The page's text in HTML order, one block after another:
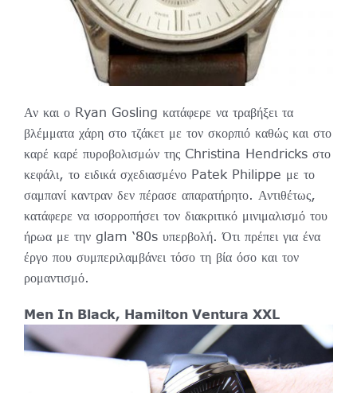
Αν και ο Ryan Gosling κατάφερε να τραβήξει τα
βλέμματα χάρη στο τζάκετ με τον σκορπιό καθώς και στο
καρέ καρέ πυροβολισμών της Christina Hendricks στο
κεφάλι, το ειδικά σχεδιασμένο Patek Philippe με το
σαμπανί καντραν δεν πέρασε απαρατήρητο. Αντιθέτως,
κατάφερε να ισορροπήσει τον διακριτικό μινιμαλισμό του
ήρωα με την glam ‘80s υπερβολή. Ότι πρέπει για ένα
έργο που συμπεριλαμβάνει τόσο τη βία όσο και τον
ρομαντισμό.
Men In Black, Hamilton Ventura XXL